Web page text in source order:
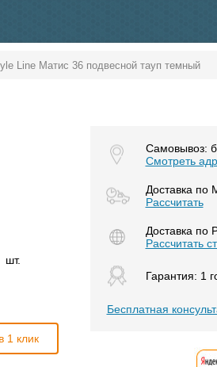
Line Матис 36 подвесной тауп темный
шт.
1 клик
Самовывоз:
Смотреть
Доставка по
Расcчитать
Доставка по
Рассчитать
Гарантия: 1
Бесплатная